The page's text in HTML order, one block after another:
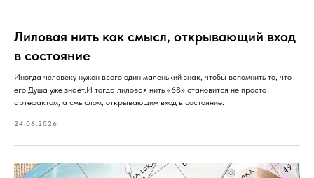
Лиловая нить как смысл, открывающий вход
в состояние
Иногда человеку нужен всего один маленький знак, чтобы вспомнить то, что
его Душа уже знает.И тогда лиловая нить «68» становится не просто
артефактом, а смыслом, открывающим вход в состояние.
24.06.2026